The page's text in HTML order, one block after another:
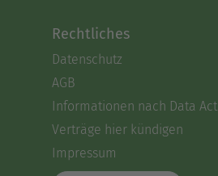
Rechtliches
Datenschutz
AGB
Informationen nach Data Act
Verträge hier kündigen
Impressum